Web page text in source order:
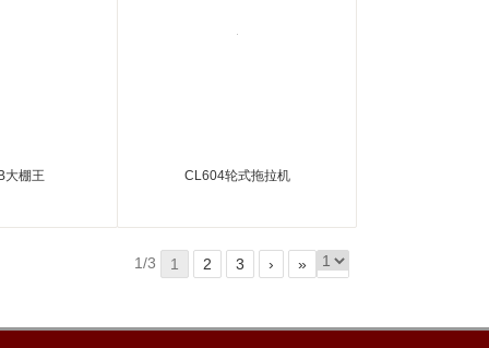
大棚王 CL604轮式拖拉机
1/3 1 2 3 › »